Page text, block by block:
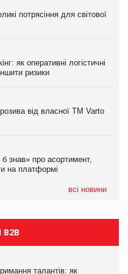
потрясіння для світової
як оперативні логістичні
ризики
від власної ТМ Varto
знав» про асортимент,
на платформі
всі новини
потрясіння для світової
як оперативні логістичні
ризики
від власної ТМ Varto
знав» про асортимент,
на платформі
потрясіння для світової
півріччі
талантів: як